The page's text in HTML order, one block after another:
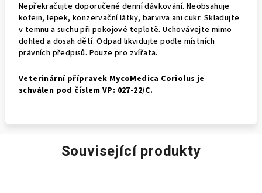
Nepřekračujte doporučené denní dávkování. Neobsahuje
kofein, lepek, konzervační látky, barviva ani cukr. Skladujte
v temnu a suchu při pokojové teplotě. Uchovávejte mimo
dohled a dosah dětí. Odpad likvidujte podle místních
právních předpisů. Pouze pro zvířata.
Veterinární přípravek MycoMedica Coriolus je
schválen pod číslem VP: 027-22/C.
Související produkty